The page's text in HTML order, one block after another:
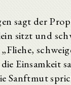
sagt der
sitzt und
Einsamkeit
Sanftmut